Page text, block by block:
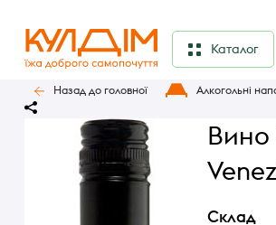
Каталог
Назад до головної Алкогольні
Вино
Склад